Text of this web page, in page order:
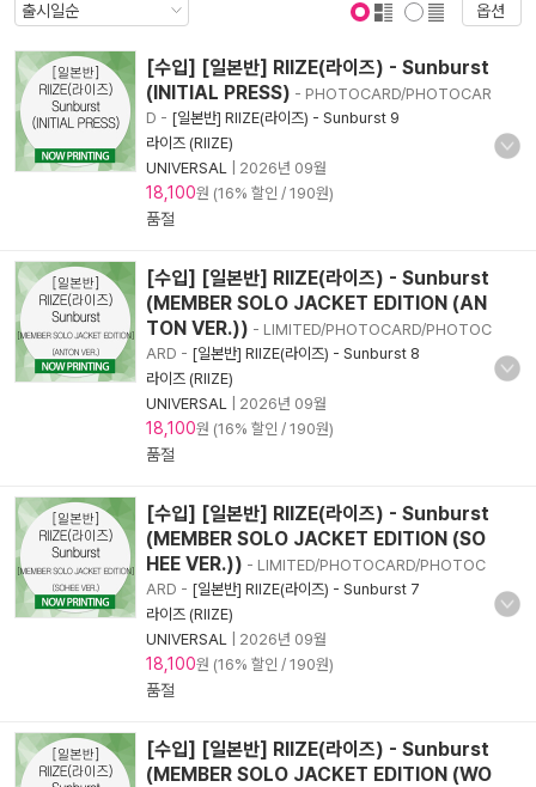
옵션
[수입] [일본반] RIIZE(라이즈) - Sunburst
(INITIAL PRESS) - PHOTOCARD/PHOTOCAR
D - [일본반] RIIZE(라이즈) - Sunburst 9
라이즈 (RIIZE)
UNIVERSAL
2026년 09월
18,100원 (16% 할인 / 190원)
품절
[수입] [일본반] RIIZE(라이즈) - Sunburst
(MEMBER SOLO JACKET EDITION (AN
TON VER.)) - LIMITED/PHOTOCARD/PHOTOC
ARD - [일본반] RIIZE(라이즈) - Sunburst 8
라이즈 (RIIZE)
UNIVERSAL
2026년 09월
18,100원 (16% 할인 / 190원)
품절
[수입] [일본반] RIIZE(라이즈) - Sunburst
(MEMBER SOLO JACKET EDITION (SO
HEE VER.)) - LIMITED/PHOTOCARD/PHOTOC
ARD - [일본반] RIIZE(라이즈) - Sunburst 7
라이즈 (RIIZE)
UNIVERSAL
2026년 09월
18,100원 (16% 할인 / 190원)
품절
[수입] [일본반] RIIZE(라이즈) - Sunburst
(MEMBER SOLO JACKET EDITION (WO